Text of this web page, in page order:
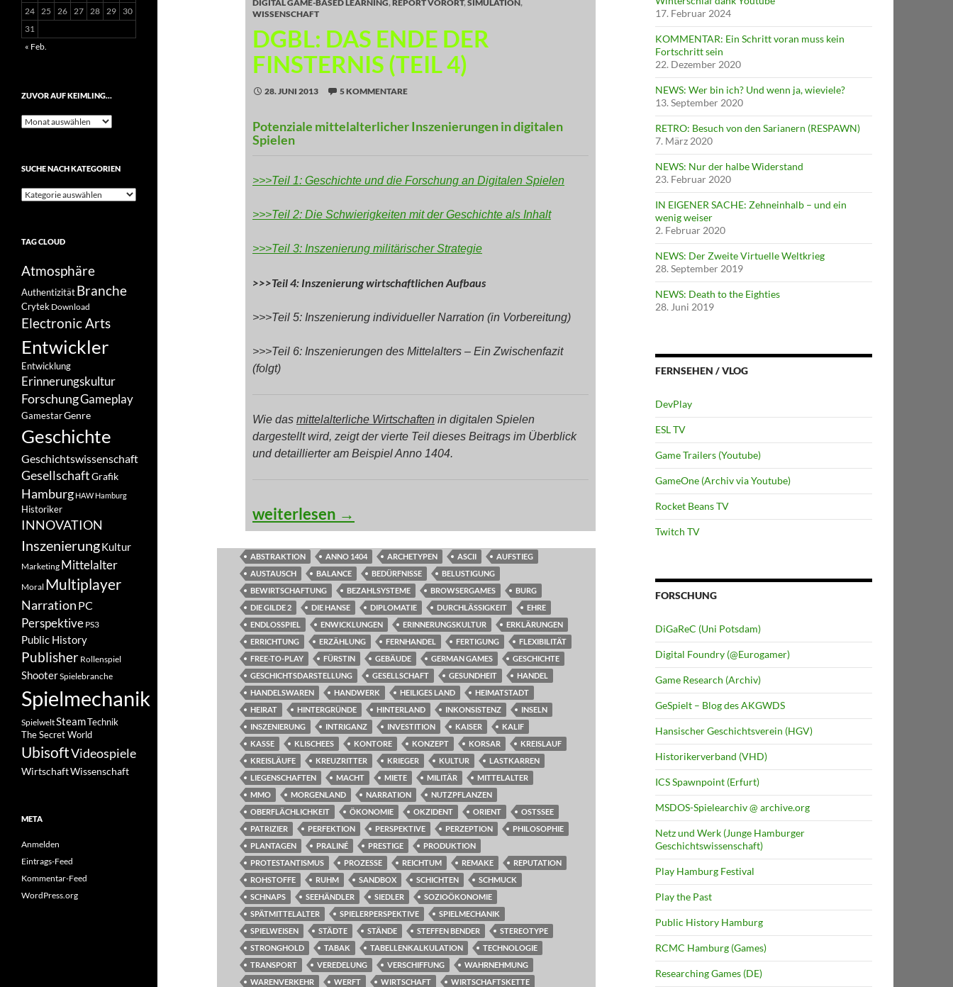
DIGITAL GAME-BASED LEARNING,REPORT VORORT,SIMULATION,
WISSENSCHAFT
DGBL: DAS ENDE DER
FINSTERNIS (TEIL 4)
28. JUNI 2013 5 KOMMENTARE
Potenziale mittelalterlicher Inszenierungen in digitalen
Spielen
>>>Teil 1: Geschichte und die Forschung an Digitalen Spielen
>>>Teil 2: Die Schwierigkeiten mit der Geschichte als Inhalt
>>>Teil 3: Inszenierung militärischer Strategie
>>>Teil 4: Inszenierung wirtschaftlichen Aufbaus
>>>Teil 5: Inszenierung individueller Narration (in Vorbereitung)
>>>Teil 6: Inszenierungen des Mittelalters – Ein Zwischenfazit
(folgt)
Wie das mittelalterliche Wirtschaften in digitalen Spielen
dargestellt wird, zeigt der vierte Teil dieses Beitrags im Überblick
und detaillierter am Beispiel Anno 1404.
DGBL: Das Ende der Finsternis (Teil 4)
weiterlesen →
ABSTRAKTION ANNO 1404 ARCHETYPEN ASCII
AUFSTIEG
AUSTAUSCH
BALANCE BEDÜRFNISSE
BELUSTIGUNG
BEWIRTSCHAFTUNG
BEZAHLSYSTEME BROWSERGAMES
BURG
DIE GILDE 2
DIE HANSE DIPLOMATIE DURCHLÄSSIGKEIT
EHRE
ENDLOSSPIEL
ENWICKLUNGEN ERINNERUNGSKULTUR
ERKLÄRUNGEN
ERRICHTUNG
ERZÄHLUNG FERNHANDEL FERTIGUNG
FLEXIBILITÄT
FREE-TO-PLAY
FÜRSTIN GEBÄUDE GERMAN GAMES
GESCHICHTE
GESCHICHTSDARSTELLUNG
GESELLSCHAFT GESUNDHEIT
HANDEL
HANDELSWAREN
HANDWERK HEILIGES LAND
HEIMATSTADT
HEIRAT
HINTERGRÜNDE HINTERLAND INKONSISTENZ
INSELN
INSZENIERUNG
INTRIGANZ INVESTITION KAISER
KALIF
KASSE
KLISCHEES KONTORE KONZEPT KORSAR
KREISLAUF
KREISLÄUFE
KREUZRITTER KRIEGER KULTUR
LASTKARREN
LIEGENSCHAFTEN
MACHT MIETE MILITÄR
MITTELALTER
MMO
MORGENLAND NARRATION
NUTZPFLANZEN
OBERFLÄCHLICHKEIT
ÖKONOMIE OKZIDENT ORIENT
OSTSSEE
PATRIZIER
PERFEKTION PERSPEKTIVE PERZEPTION
PHILOSOPHIE
PLANTAGEN
PRALINÉ PRESTIGE
PRODUKTION
PROTESTANTISMUS
PROZESSE REICHTUM REMAKE
REPUTATION
ROHSTOFFE
RUHM SANDBOX SCHICHTEN
SCHMUCK
SCHNAPS
SEEHÄNDLER SIEDLER
SOZIOÖKONOMIE
SPÄTMITTELALTER
SPIELERPERSPEKTIVE
SPIELMECHANIK
SPIELWEISEN
STÄDTE STÄNDE STEFFEN BENDER
STEREOTYPE
STRONGHOLD
TABAK TABELLENKALKULATION
TECHNOLOGIE
TRANSPORT
VEREDELUNG VERSCHIFFUNG
WAHRNEHMUNG
WARENVERKEHR
WERFT WIRTSCHAFT
WIRTSCHAFTSKETTE
17. Februar 2024
KOMMENTAR: Ein Schritt voran muss kein
Fortschritt sein
22. Dezember 2020
NEWS: Wer bin ich? Und wenn ja, wieviele?
13. September 2020
RETRO: Besuch von den Sarianern (RESPAWN)
7. März 2020
NEWS: Nur der halbe Widerstand
23. Februar 2020
IN EIGENER SACHE: Zehneinhalb – und ein
wenig weiser
2. Februar 2020
NEWS: Der Zweite Virtuelle Weltkrieg
28. September 2019
NEWS: Death to the Eighties
28. Juni 2019
FERNSEHEN / VLOG
DevPlay
ESL TV
Game Trailers (Youtube)
GameOne (Archiv via Youtube)
Rocket Beans TV
Twitch TV
FORSCHUNG
DiGaReC (Uni Potsdam)
Digital Foundry (@Eurogamer)
Game Research (Archiv)
GeSpielt – Blog des AKGWDS
Hansischer Geschichtsverein (HGV)
Historikerverband (VHD)
ICS Spawnpoint (Erfurt)
MSDOS-Spielearchiv @ archive.org
Netz und Werk (Junge Hamburger
Geschichtswissenschaft)
Play Hamburg Festival
Play the Past
Public History Hamburg
RCMC Hamburg (Games)
Researching Games (DE)
24 25 26 27 28 29
30
31
« Feb.
ZUVOR AUF KEIMLING…
Zuvor
SUCHE NACH KATEGORIEN
Suche
TAG CLOUD
Atmosphäre
Authentizität Branche
Crytek Download
Electronic Arts
Entwickler
Entwicklung
Erinnerungskultur
ForschungGameplay
GamestarGenre
Geschichte
Geschichtswissenschaft
GesellschaftGrafik
Hamburg HAW Hamburg
Historiker
INNOVATION
InszenierungKultur
Marketing Mittelalter
Moral Multiplayer
Narration PC
Perspektive PS3
Public History
Publisher Rollenspiel
ShooterSpielebranche
Spielmechanik
SpielweltSteamTechnik
The Secret World
UbisoftVideospiele
WirtschaftWissenschaft
META
Anmelden
Eintrags-Feed
Kommentar-Feed
WordPress.org